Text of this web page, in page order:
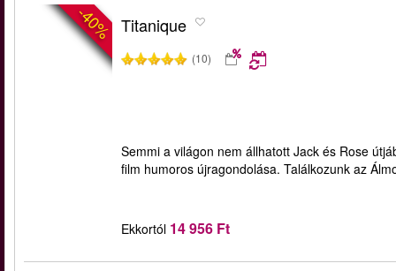
-40% Titanique
(10)
Semmi a világon nem állhatott Jack és Rose
film humoros újragondolása. Találkozunk az
Ekkortól 14 956 Ft